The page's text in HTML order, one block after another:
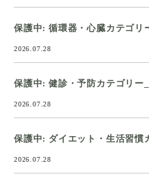
保護中: 循環器・心臓カテゴリ
2026.07.28
保護中: 健診・予防カテゴリー
2026.07.28
保護中: ダイエット・生活習慣
2026.07.28